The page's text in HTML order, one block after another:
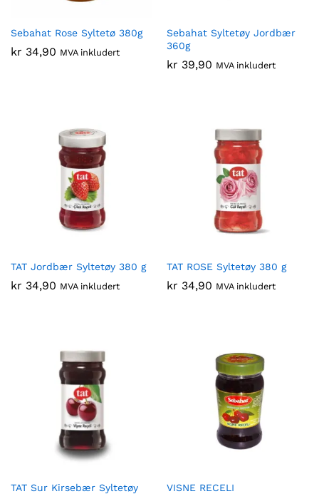
Sebahat Rose Syltetø 380g
kr 34,90 MVA inkludert
Sebahat Syltetøy Jordbær
360g
kr 39,90 MVA inkludert
TAT Jordbær Syltetøy 380 g
kr 34,90 MVA inkludert
TAT ROSE Syltetøy 380 g
kr 34,90 MVA inkludert
TAT Sur Kirsebær Syltetøy
VISNE RECELI